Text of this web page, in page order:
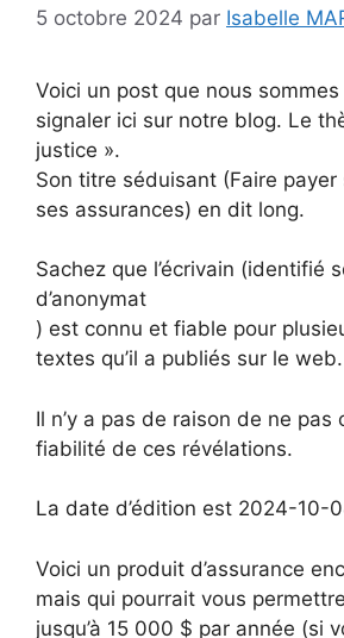
5 octobre 2024 par Isabelle
Voici un post que nous
signaler ici sur notre blog. Le
justice ».
Son titre séduisant (Faire
ses assurances) en dit long.
Sachez que l’écrivain (identifié
d’anonymat
) est connu et fiable pour
textes qu’il a publiés sur le web.
Il n’y a pas de raison de ne pas
fiabilité de ces révélations.
La date d’édition est 2024-10-
Voici un produit d’assurance
mais qui pourrait vous
jusqu’à 15 000 $ par année (si